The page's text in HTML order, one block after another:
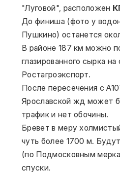
"Луговой", расположен
До финиша (фото у
Пушкино) останется
В районе 187 км можно
глазированного сырка на
Ростагроэкспорт.
После пересечения с
Ярославской жд может
трафик и нет обочины.
Бревет в меру
чуть более 1700 м.
(по Подмосковным
спуски.